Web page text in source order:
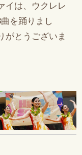
イは、ウクレレ
を踊りまし
がとうございま